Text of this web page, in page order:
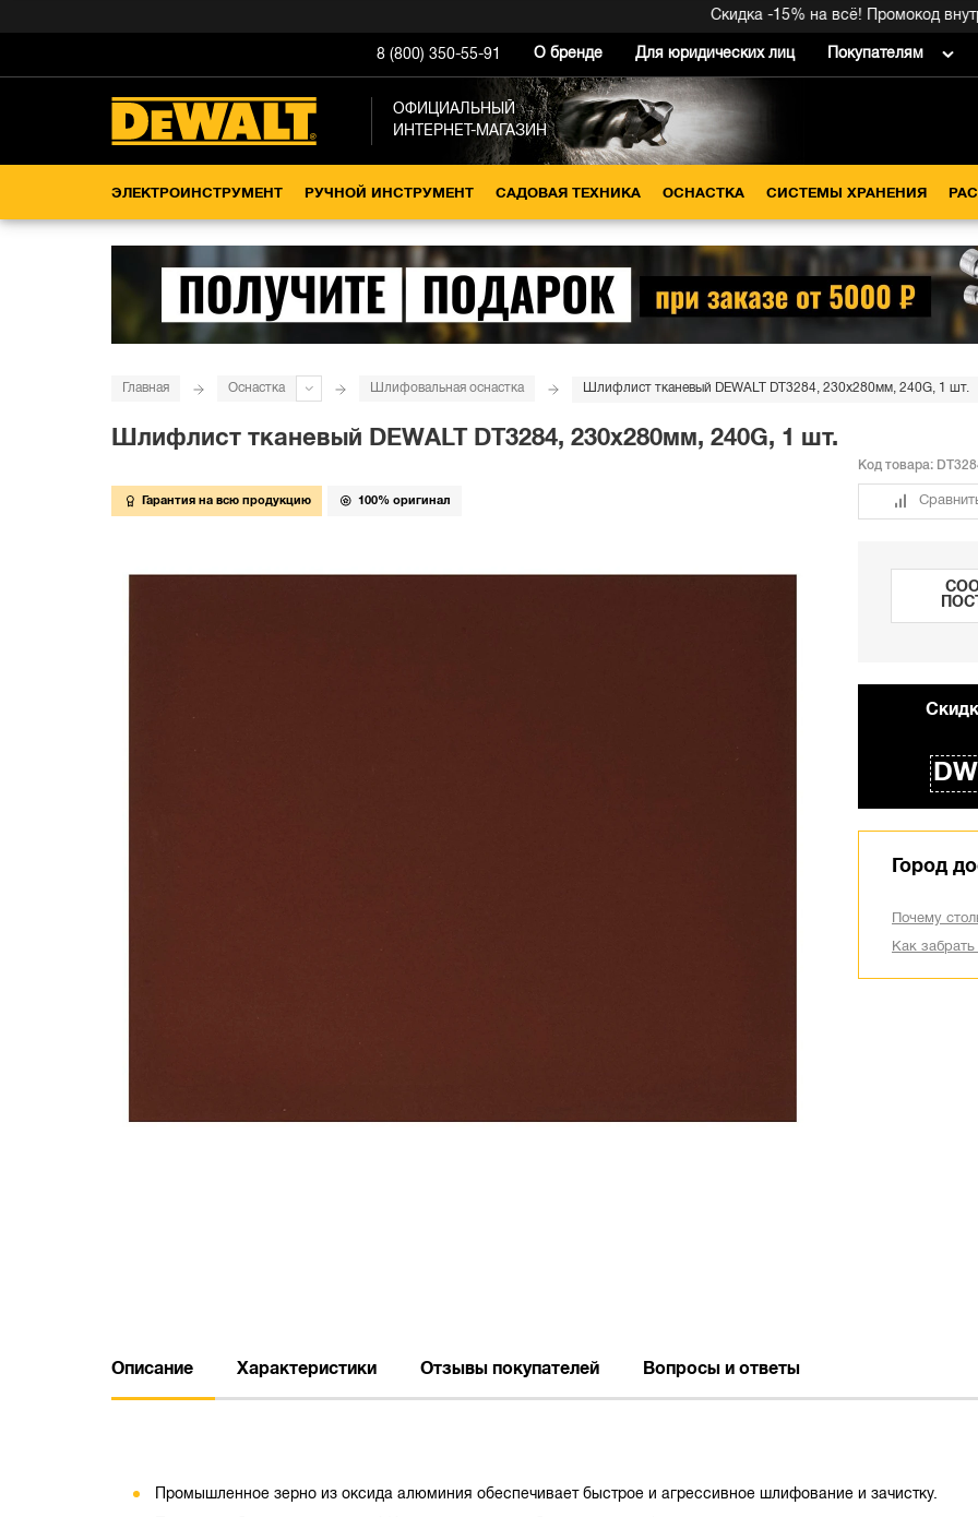
Скидка -15% на всё! Промокод внутри →
8 (800) 350-55-91 О бренде Для юридических лиц Покупателям
ОФИЦИАЛЬНЫЙ
ИНТЕРНЕТ-МАГАЗИН
ЭЛЕКТРОИНСТРУМЕНТ РУЧНОЙ ИНСТРУМЕНТ САДОВАЯ ТЕХНИКА ОСНАСТКА СИСТЕМЫ ХРАНЕНИЯ
Главная Оснастка Шлифовальная оснастка Шлифлист тканевый DEWALT DT3284, 230х280мм, 240G, 1 шт.
Шлифлист тканевый DEWALT DT3284, 230х280мм, 240G, 1 шт.
Гарантия на всю продукцию 100% оригинал
Код товара:
Город
Почему
Как
Описание Характеристики Отзывы покупателей Вопросы и ответы
Промышленное зерно из оксида алюминия обеспечивает быстрое и агрессивное шлифование и зачистку.